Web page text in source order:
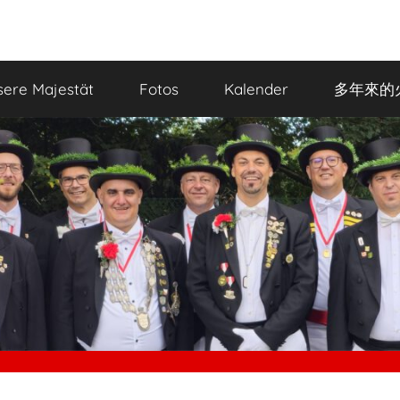
Majestät Fotos Kalender 多年來的